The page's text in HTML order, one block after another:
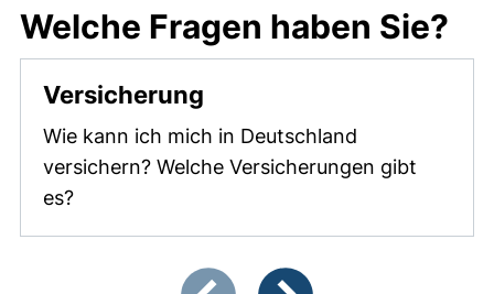
Welche Fragen haben Sie?
Versicherung
Wie kann ich mich in Deutschland
versichern? Welche Versicherungen gibt
es?
Zeigt Folie 1 von 3